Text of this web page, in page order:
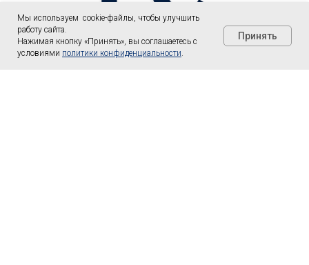
Мы используем cookie-файлы, чтобы улучшить
работу сайта.
Нажимая кнопку «Принять», вы соглашаетесь с
условиями политики конфиденциальности.
Принять